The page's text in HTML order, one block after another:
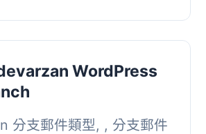
WordPress
分支郵件類型, , 分支郵件